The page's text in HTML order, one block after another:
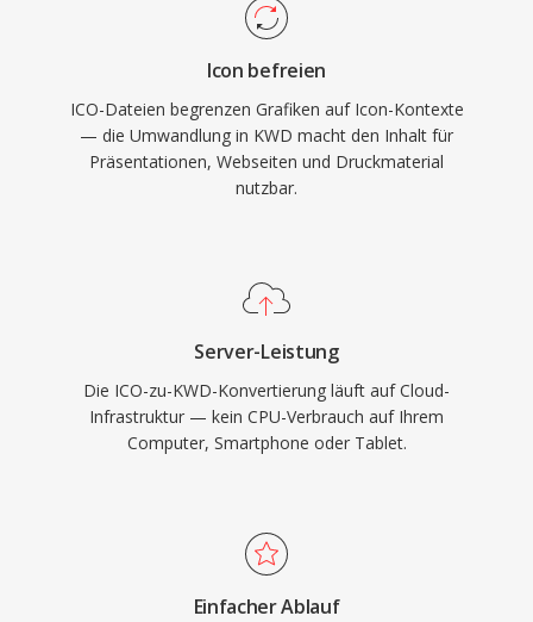
Icon befreien
ICO-Dateien begrenzen Grafiken auf Icon-Kontexte
— die Umwandlung in KWD macht den Inhalt für
Präsentationen, Webseiten und Druckmaterial
nutzbar.
Server-Leistung
Die ICO-zu-KWD-Konvertierung läuft auf Cloud-
Infrastruktur — kein CPU-Verbrauch auf Ihrem
Computer, Smartphone oder Tablet.
Einfacher Ablauf